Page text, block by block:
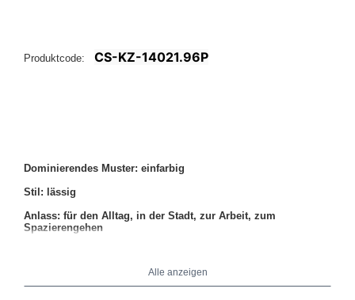
Produktcode: CS-KZ-14021.96P
Dominierendes Muster: einfarbig
Stil: lässig
Anlass: für den Alltag, in der Stadt, zur Arbeit, zum
Spazierengehen
Alle anzeigen